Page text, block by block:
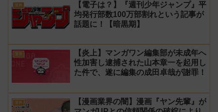
漫画
【電子は？】『週刊少年ジャンプ』平
均発行部数100万部割れという記事が
話題に！【暗黒期】
漫画
【炎上】マンガワン編集部が未成年へ
性加害し逮捕された山本章一を起用し
た件で、遂に編集の成田卓哉が謝罪！
漫画
【漫画業界の闇】漫画『ヤン先輩』が